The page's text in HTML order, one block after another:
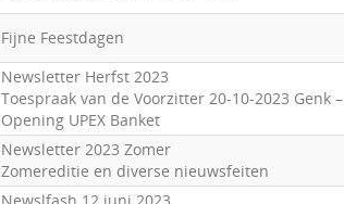
Fijne Feestdagen
Newsletter Herfst 2023
Toespraak van de Voorzitter 20-10-2023 Genk –
Opening UPEX Banket
Newsletter 2023 Zomer
Zomereditie en diverse nieuwsfeiten